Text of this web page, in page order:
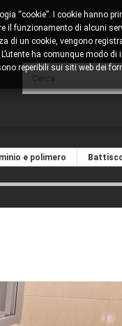
e polimero
“cookie”. I cookie hanno
funzionamento di alcuni
un cookie, vengono
ha comunque modo
reperibili sui siti web dei